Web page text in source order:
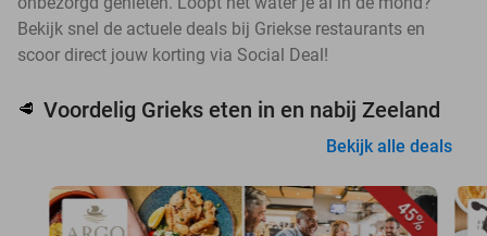
Bekijk snel de actuele deals bij Griekse restaurants en
scoor direct jouw korting via Social Deal!
🥩 Voordelig Grieks eten in en nabij Zeeland
Bekijk alle deals
45%